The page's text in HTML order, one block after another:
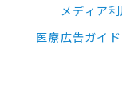
メディア
医療広告ガイ